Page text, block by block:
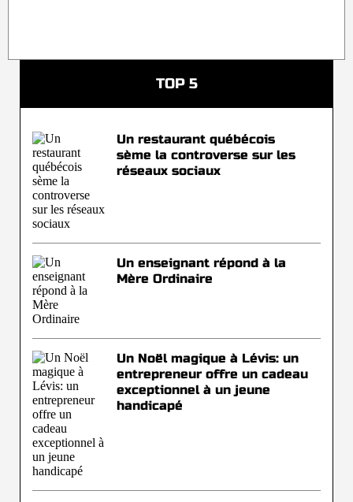
TOP 5
Un restaurant québécois
sème la controverse sur les
réseaux sociaux
Un enseignant répond à la
Mère Ordinaire
Un Noël magique à Lévis: un
entrepreneur offre un cadeau
exceptionnel à un jeune
handicapé